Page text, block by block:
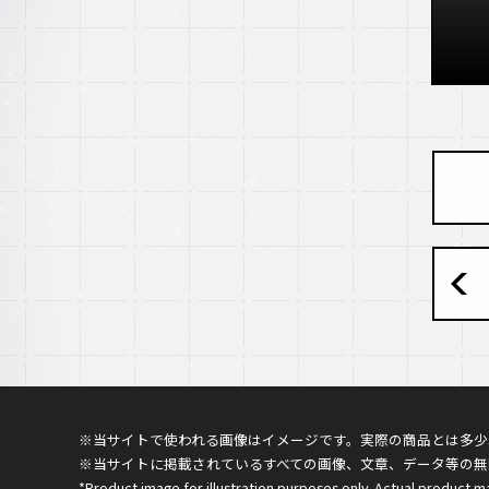
※当サイトで使われる画像はイメージです。実際の商品とは多
※当サイトに掲載されているすべての画像、文章、データ等の